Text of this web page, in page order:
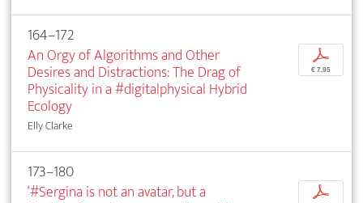
164–172
An Orgy of Algorithms and Other
Desires and Distractions: The Drag of
Physicality in a #digitalphysical Hybrid
Ecology
Elly Clarke
p
€ 7,95
173–180
‘#Sergina is not an avatar, but a
p